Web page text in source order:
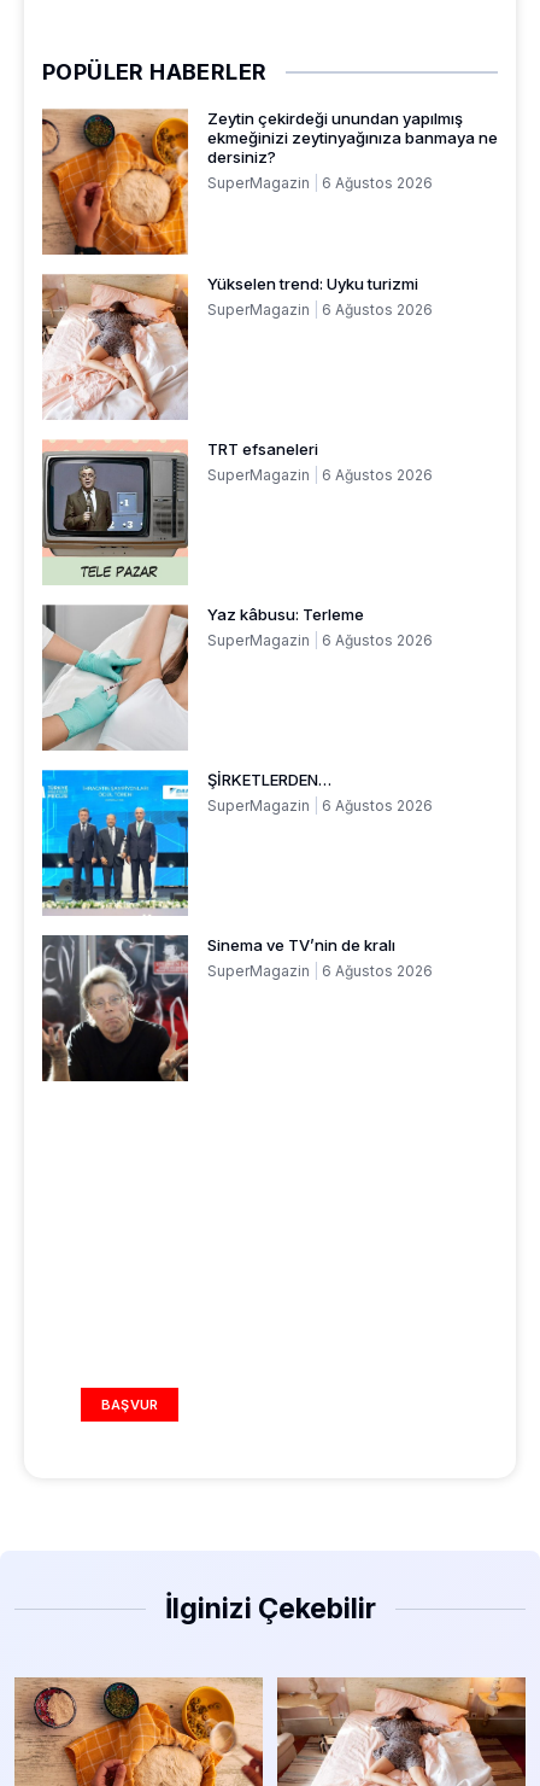
POPÜLER HABERLER
Zeytin çekirdeği unundan yapılmış
ekmeğinizi zeytinyağınıza banmaya ne
dersiniz?
SuperMagazin 6 Ağustos 2026
Yükselen trend: Uyku turizmi
SuperMagazin 6 Ağustos 2026
TRT efsaneleri
SuperMagazin 6 Ağustos 2026
Yaz kâbusu: Terleme
SuperMagazin 6 Ağustos 2026
ŞİRKETLERDEN…
SuperMagazin 6 Ağustos 2026
Sinema ve TV’nin de kralı
SuperMagazin 6 Ağustos 2026
BAŞVUR
İlginizi Çekebilir